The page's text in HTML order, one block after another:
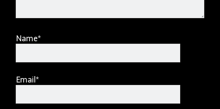
Name*
Email*